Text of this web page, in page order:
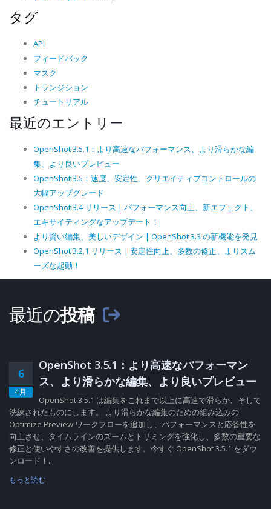
タグ
API
フィードバック
マスク
トランジション
チュートリアル
最近のエントリー
OpenShot 3.5.1：より高速なパフォーマンス、より滑らかな編
集、より良いプレビュー
OpenShot 3.5：速度、安定性、クリエイティブコントロールの
大幅アップグレード
OpenShot 3.4 リリース | パフォーマンス向上、新エフェクト、
エキサイティングなアップデート！
より賢い編集、美しいデザイン | OpenShot 3.3 の新機能を発見
OpenShot 3.2.1 リリース | 安定性向上、多数の修正、よりスム
ーズな起動！
最近の投稿
6
4月
OpenShot 3.5.1：より高速なパフォーマン
ス、より滑らかな編集、より良いプレビュー
OpenShot 3.5.1 は編集をこれまで以上に高速で滑らか、そして
洗練されたものにします。 より滑らかな編集のための組み込みの
Optimize Preview ワークフローを追加し、パフォーマンスと応答性を
向上させ、タイムラインのズームとトリミングを強化し、多数の重要な
修正と使いやすさの改善を提供します。今すぐ OpenShot 3.5.1 をダウ
ンロード！...
もっと読む